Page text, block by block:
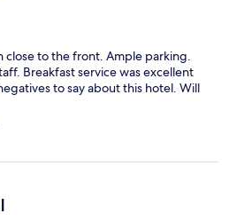
close to the front. Ample parking.
Breakfast service was excellent
to say about this hotel. Will